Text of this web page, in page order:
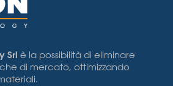
Srl è la possibilità di eliminare
di mercato, ottimizzando